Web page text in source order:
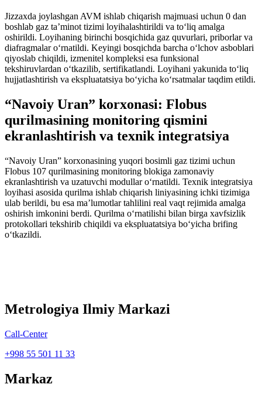
Jizzaxda joylashgan AVM ishlab chiqarish majmuasi uchun 0 dan
boshlab gaz ta’minot tizimi loyihalashtirildi va to‘liq amalga
oshirildi. Loyihaning birinchi bosqichida gaz quvurlari, priborlar va
diafragmalar o‘rnatildi. Keyingi bosqichda barcha o‘lchov asboblari
qiyoslab chiqildi, izmenitel kompleksi esa funksional
tekshiruvlardan o‘tkazilib, sertifikatlandi. Loyihani yakunida to‘liq
hujjatlashtirish va ekspluatatsiya bo‘yicha ko‘rsatmalar taqdim etildi.
“Navoiy Uran” korxonasi: Flobus
qurilmasining monitoring qismini
ekranlashtirish va texnik integratsiya
“Navoiy Uran” korxonasining yuqori bosimli gaz tizimi uchun
Flobus 107 qurilmasining monitoring blokiga zamonaviy
ekranlashtirish va uzatuvchi modullar o‘rnatildi. Texnik integratsiya
loyihasi asosida qurilma ishlab chiqarish liniyasining ichki tizimiga
ulab berildi, bu esa ma’lumotlar tahlilini real vaqt rejimida amalga
oshirish imkonini berdi. Qurilma o‘rnatilishi bilan birga xavfsizlik
protokollari tekshirib chiqildi va ekspluatatsiya bo‘yicha brifing
o‘tkazildi.
Metrologiya Ilmiy Markazi
Call-Center
+998 55 501 11 33
Markaz